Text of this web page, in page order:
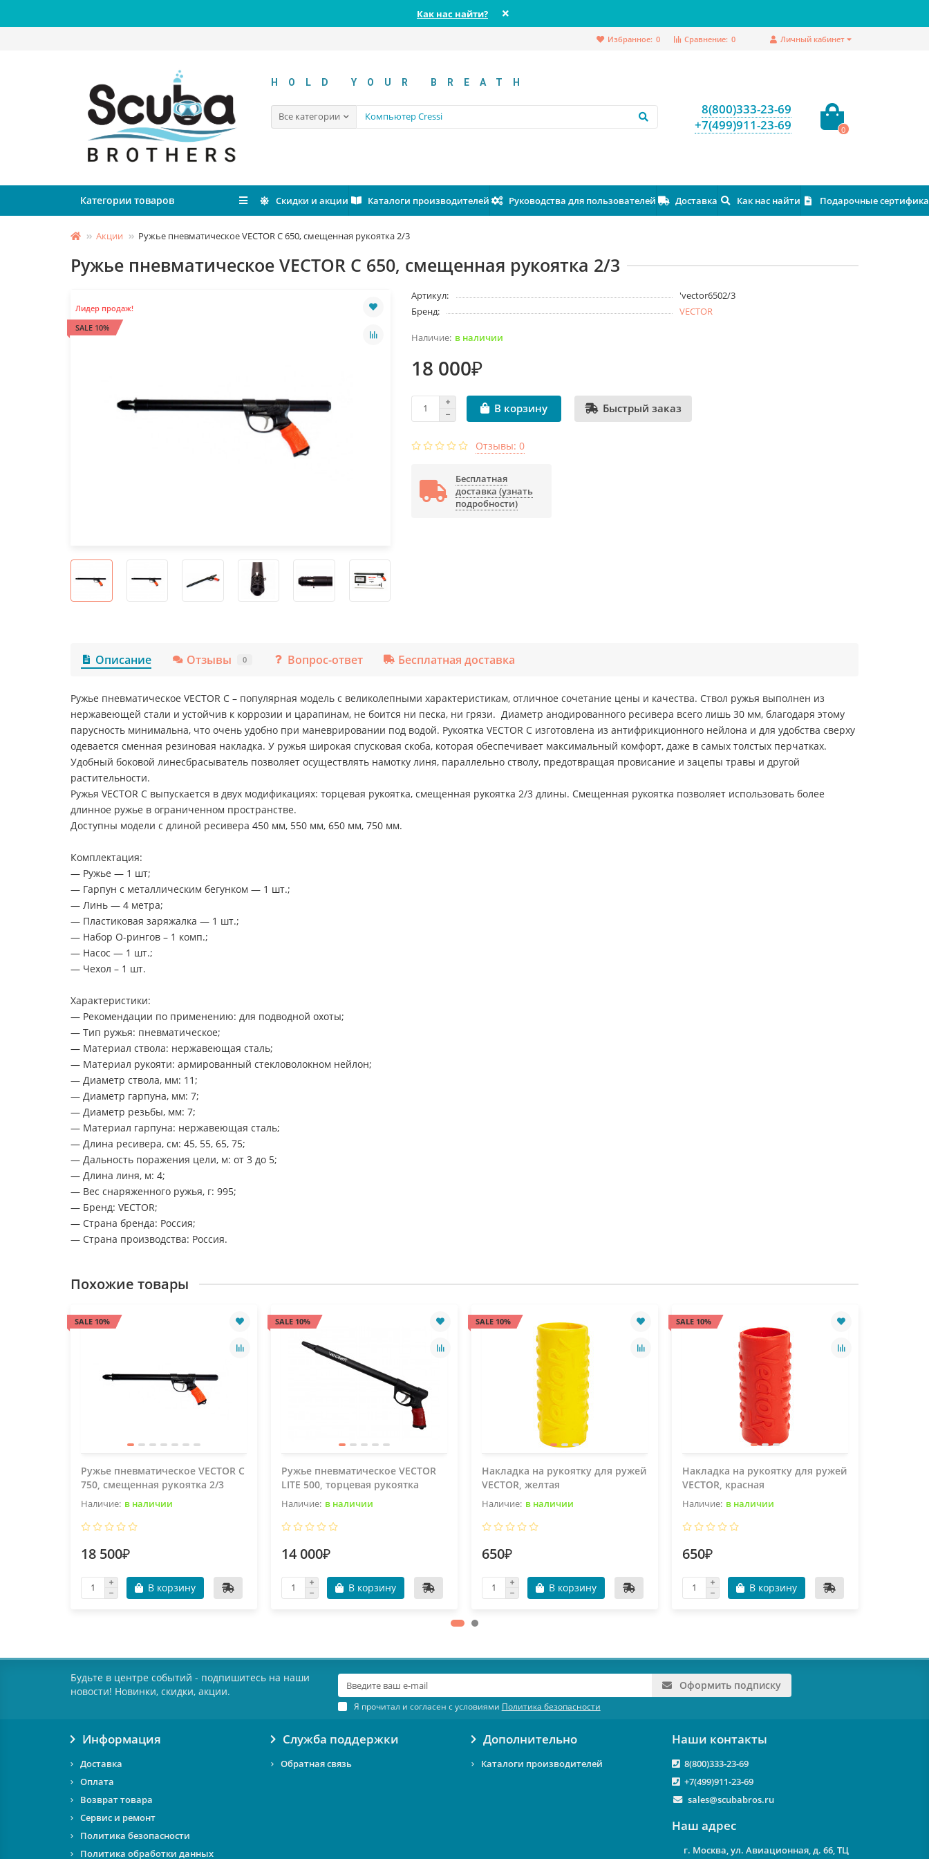
Как нас найти?
Личный кабинет
Сравнение: 0
Избранное: 0
HOLD YOUR BREATH
Все категории
8(800)333-23-69
+7(499)911-23-69
0
Категории товаров Скидки и акции Каталоги производителей Руководства для пользователей Доставка Как нас найти Подарочные
Акции Ружье пневматическое VECTOR C 650, смещенная рукоятка 2/3
Ружье пневматическое VECTOR C 650, смещенная рукоятка 2/3
Лидер продаж!
SALE 10%
Артикул:
'vector6502/3
Бренд:
VECTOR
в наличии
18 000₽
В корзину Быстрый заказ
Отзывы: 0
Бесплатная
доставка (узнать
подробности)
Описание Отзывы 0 Вопрос-ответ Бесплатная доставка
Ружье пневматическое VECTOR C – популярная модель с великолепными характеристикам, отличное сочетание цены и качества. Ствол ружья выполнен из
нержавеющей стали и устойчив к коррозии и царапинам, не боится ни песка, ни грязи. Диаметр анодированного ресивера всего лишь 30 мм, благодаря этому
парусность минимальна, что очень удобно при маневрировании под водой. Рукоятка VECTOR C изготовлена из антифрикционного нейлона и для удобства сверху
одевается сменная резиновая накладка. У ружья широкая спусковая скоба, которая обеспечивает максимальный комфорт, даже в самых толстых перчатках.
Удобный боковой линесбрасыватель позволяет осуществлять намотку линя, параллельно стволу, предотвращая провисание и зацепы травы и другой
растительности.
Ружья VECTOR C выпускается в двух модификациях: торцевая рукоятка, смещенная рукоятка 2/3 длины. Смещенная рукоятка позволяет использовать более
длинное ружье в ограниченном пространстве.
Доступны модели с длиной ресивера 450 мм, 550 мм, 650 мм, 750 мм.
Комплектация:
— Ружье — 1 шт;
— Гарпун с металлическим бегунком — 1 шт.;
— Линь — 4 метра;
— Пластиковая заряжалка — 1 шт.;
— Набор О-рингов – 1 комп.;
— Насос — 1 шт.;
— Чехол – 1 шт.
Характеристики:
— Рекомендации по применению: для подводной охоты;
— Тип ружья: пневматическое;
— Материал ствола: нержавеющая сталь;
— Материал рукояти: армированный стекловолокном нейлон;
— Диаметр ствола, мм: 11;
— Диаметр гарпуна, мм: 7;
— Диаметр резьбы, мм: 7;
— Материал гарпуна: нержавеющая сталь;
— Длина ресивера, см: 45, 55, 65, 75;
— Дальность поражения цели, м: от 3 до 5;
— Длина линя, м: 4;
— Вес снаряженного ружья, г: 995;
— Бренд: VECTOR;
— Страна бренда: Россия;
— Страна производства: Россия.
Похожие товары
SALE 10%
Ружье пневматическое VECTOR C
750, смещенная рукоятка 2/3
в наличии
18 500₽
В корзину
SALE 10%
Ружье пневматическое VECTOR
LITE 500, торцевая рукоятка
в наличии
14 000₽
В корзину
SALE 10%
Накладка на рукоятку для ружей
VECTOR, желтая
в наличии
650₽
В корзину
SALE 10%
Накладка на рукоятку для ружей
VECTOR, красная
в наличии
650₽
В корзину
Будьте в центре событий - подпишитесь на наши
новости! Новинки, скидки, акции.
Оформить подписку
Я прочитал и согласен с условиями Политика безопасности
Информация
Доставка
Оплата
Возврат товара
Сервис и ремонт
Политика безопасности
Политика обработки данных
Служба поддержки
Обратная связь
Дополнительно
Каталоги производителей
Наши контакты
8(800)333-23-69
+7(499)911-23-69
sales@scubabros.ru
Наш адрес
г. Москва, ул. Авиационная, д. 66, ТЦ